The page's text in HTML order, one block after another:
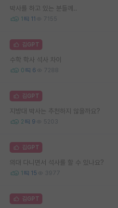
박사를 하고 있는 분들께..
1 11 7155
김GPT
수학 학사 석사 차이
0 6 7288
김GPT
지방대 박사는 추천하지 않을까요?
2 9 5203
김GPT
의대 다니면서 석사를 할 수 있나요?
1 15 3977
김GPT